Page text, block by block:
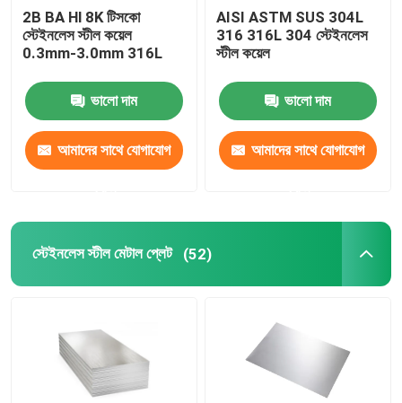
কার্বন ইস্পাত পাইপ
কার্বন ইস্পাত রড
গ্যালভানাইজড স্টিল প্লেট
গ্যালভানাইজড স্টিলের তার
এইচ বিম চ্যানেল
ইস্পাত তারের রড
2B BA Hl 8K টিসকো
স্টেইনলেস স্টীল কয়েল
0.3mm-3.0mm 316L
ভালো দাম
আমাদের সাথে যোগাযোগ
AISI ASTM SUS 304L
316 316L 304 স্টেইনলেস
স্টীল কয়েল
ভালো দাম
আমাদের সাথে যোগাযোগ
স্টেইনলেস স্টীল মেটাল প্লেট (52)